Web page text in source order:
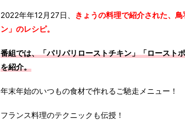
2022年年12月27日、
きょうの料理で紹介された、
ン」のレシピ。
番組では、「パリパリローストチキン」「ロースト
を紹介。
年末年始のいつもの食材で作れるご馳走メニュー！
フランス料理のテクニックも伝授！